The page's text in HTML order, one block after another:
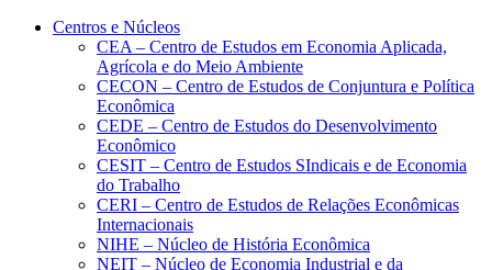
Conteúdo principal Menu principal
Centros e Núcleos
CEA – Centro de Estudos em Economia Aplicada,
Agrícola e do Meio Ambiente
CECON – Centro de Estudos de Conjuntura e Política
Econômica
CEDE – Centro de Estudos do Desenvolvimento
Econômico
CESIT – Centro de Estudos SIndicais e de Economia
do Trabalho
CERI – Centro de Estudos de Relações Econômicas
Internacionais
NIHE – Núcleo de História Econômica
NEIT – Núcleo de Economia Industrial e da